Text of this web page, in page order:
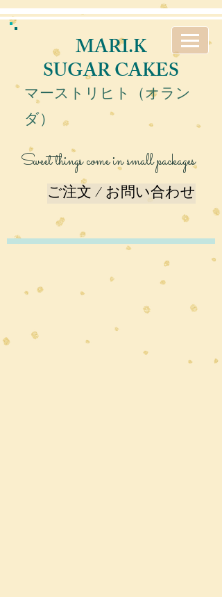
MARI.K
SUGAR CAKES
マーストリヒト（オラン
ダ）
Sweet things come in small packages
ご注文 / お問い合わせ